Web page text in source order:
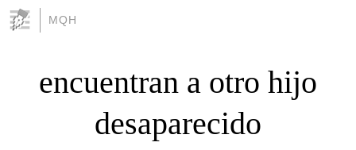
MQH
encuentran a otro hijo
desaparecido